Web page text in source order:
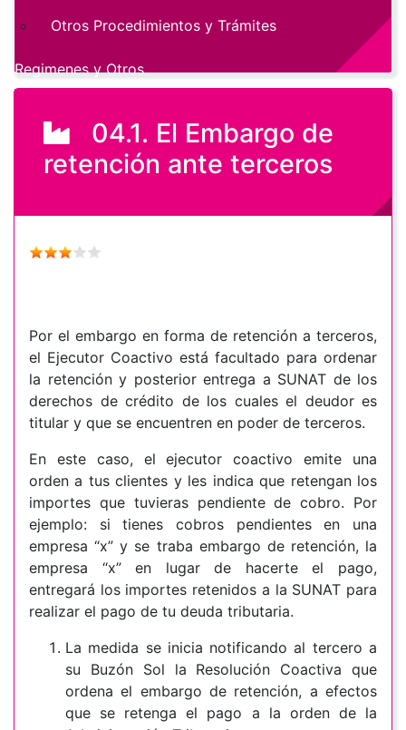
04.1. El Embargo de
retención ante terceros
Por el embargo en forma de retención a terceros,
el Ejecutor Coactivo está facultado para ordenar
la retención y posterior entrega a SUNAT de los
derechos de crédito de los cuales el deudor es
titular y que se encuentren en poder de terceros.
En este caso, el ejecutor coactivo emite una
orden a tus clientes y les indica que retengan los
importes que tuvieras pendiente de cobro. Por
ejemplo: si tienes cobros pendientes en una
empresa “x” y se traba embargo de retención, la
empresa “x” en lugar de hacerte el pago,
entregará los importes retenidos a la SUNAT para
realizar el pago de tu deuda tributaria.
La medida se inicia notificando al tercero a
su Buzón Sol la Resolución Coactiva que
ordena el embargo de retención, a efectos
que se retenga el pago a la orden de la
Otros Procedimientos y Trámites
Regimenes y Otros